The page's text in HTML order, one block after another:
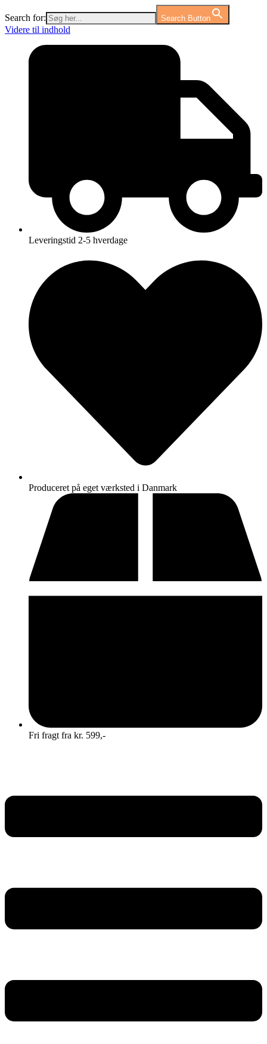
Search for: Search Button
Videre til indhold
Leveringstid 2-5 hverdage
Produceret på eget værksted i Danmark
Fri fragt fra kr. 599,-